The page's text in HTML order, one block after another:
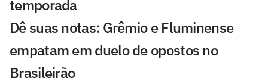
temporada
Dê suas notas: Grêmio e Fluminense
empatam em duelo de opostos no
Brasileirão